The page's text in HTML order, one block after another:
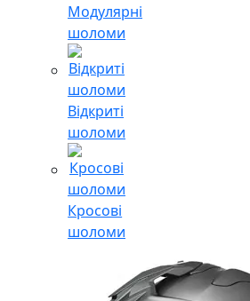
Модулярні
шоломи
Відкриті
шоломи
Кросові
шоломи